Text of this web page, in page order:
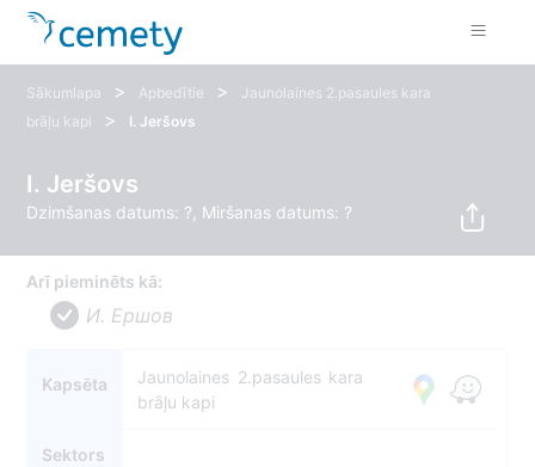
Sākumlapa > Apbedītie >
Jaunolaines 2.pasaules kara
brāļu kapi
> I. Jeršovs
I. Jeršovs
Dzimšanas datums: ?, Miršanas datums: ?
Arī pieminēts kā:
И. Ершов
Kapsēta
Jaunolaines 2.pasaules kara
brāļu kapi
Sektors